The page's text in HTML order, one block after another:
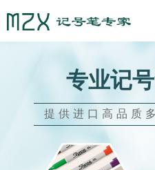
专业记
提供进口高品质